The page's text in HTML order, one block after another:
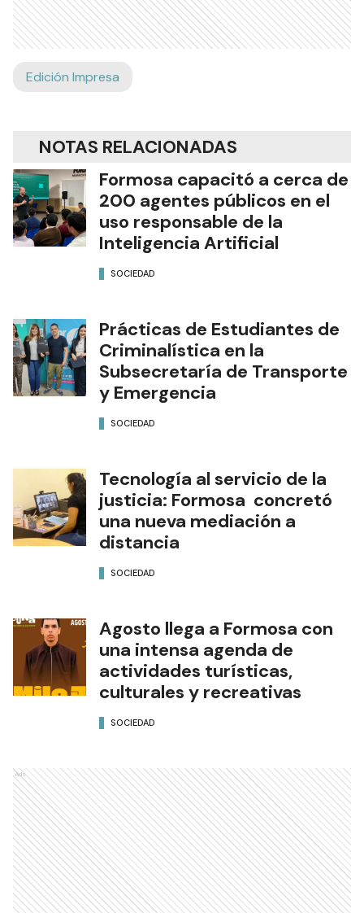
Edición Impresa
NOTAS RELACIONADAS
Formosa capacitó a cerca de
200 agentes públicos en el
uso responsable de la
Inteligencia Artificial
SOCIEDAD
Prácticas de Estudiantes de
Criminalística en la
Subsecretaría de Transporte
y Emergencia
SOCIEDAD
Tecnología al servicio de la
justicia: Formosa concretó
una nueva mediación a
distancia
SOCIEDAD
Agosto llega a Formosa con
una intensa agenda de
actividades turísticas,
culturales y recreativas
SOCIEDAD
Ads